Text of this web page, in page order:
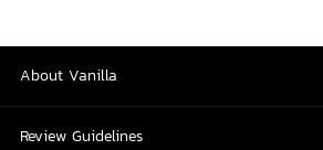
About Vanilla
Review Guidelines